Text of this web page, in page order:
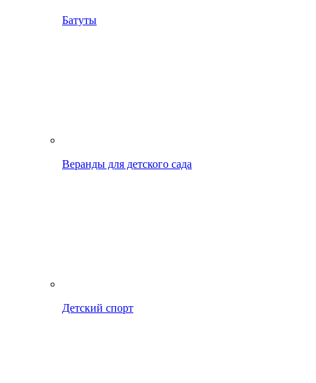
Батуты
Веранды для детского сада
Детский спорт